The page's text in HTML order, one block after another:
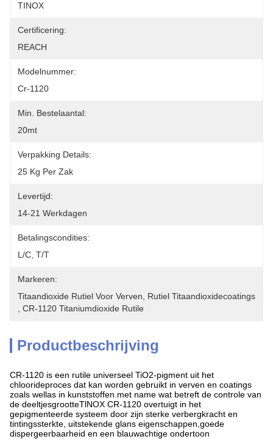
TINOX
Certificering:
REACH
Modelnummer:
Cr-1120
Min. Bestelaantal:
20mt
Verpakking Details:
25 Kg Per Zak
Levertijd:
14-21 Werkdagen
Betalingscondities:
L/C, T/T
Markeren:
Titaandioxide Rutiel Voor Verven
Rutiel Titaandioxidecoatings
CR-1120 Titaniumdioxide Rutile
Productbeschrijving
CR-1120 is een rutile universeel TiO2-pigment uit het
chloorideproces dat kan worden gebruikt in verven en coatings
zoals wellas in kunststoffen.met name wat betreft de controle van
de deeltjesgrootteTlNOX CR-1120 overtuigt in het
gepigmenteerde systeem door zijn sterke verbergkracht en
tintingssterkte, uitstekende glans eigenschappen,goede
dispergeerbaarheid en een blauwachtige ondertoon